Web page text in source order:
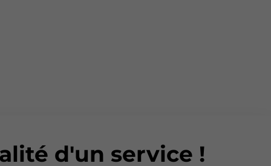
d'un service !